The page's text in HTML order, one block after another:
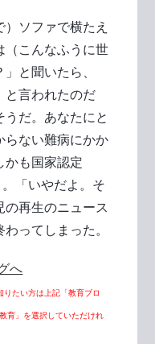
ソファで横たえ
（こんなふうに世
と聞いたら、
と言われたのだ
だ。あなたにと
らない難病にかか
かも国家認定
「いやだよ。そ
再生のニュース
ってしまった。
たい方は上記「教育ブロ
育」を選択していただけれ